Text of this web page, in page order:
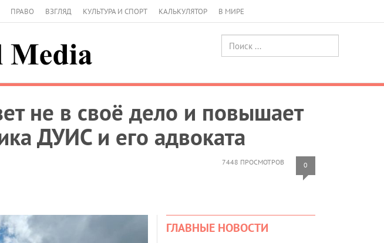
ПРАВО ВЗГЛЯД КУЛЬТУРА И СПОРТ КАЛЬКУЛЯТОР В МИРЕ
не в своё дело и повышает
ДУИС и его адвоката
7448 ПРОСМОТРОВ 0
ГЛАВНЫЕ НОВОСТИ